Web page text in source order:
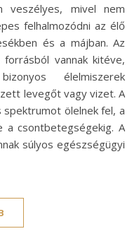
veszélyes, mivel nem
felhalmozódni az élő
és a májban. Az
vannak kitéve,
élelmiszerek
levegőt vagy vizet. A
ölelnek fel, a
a csontbetegségekig. A
súlyos egészségügyi